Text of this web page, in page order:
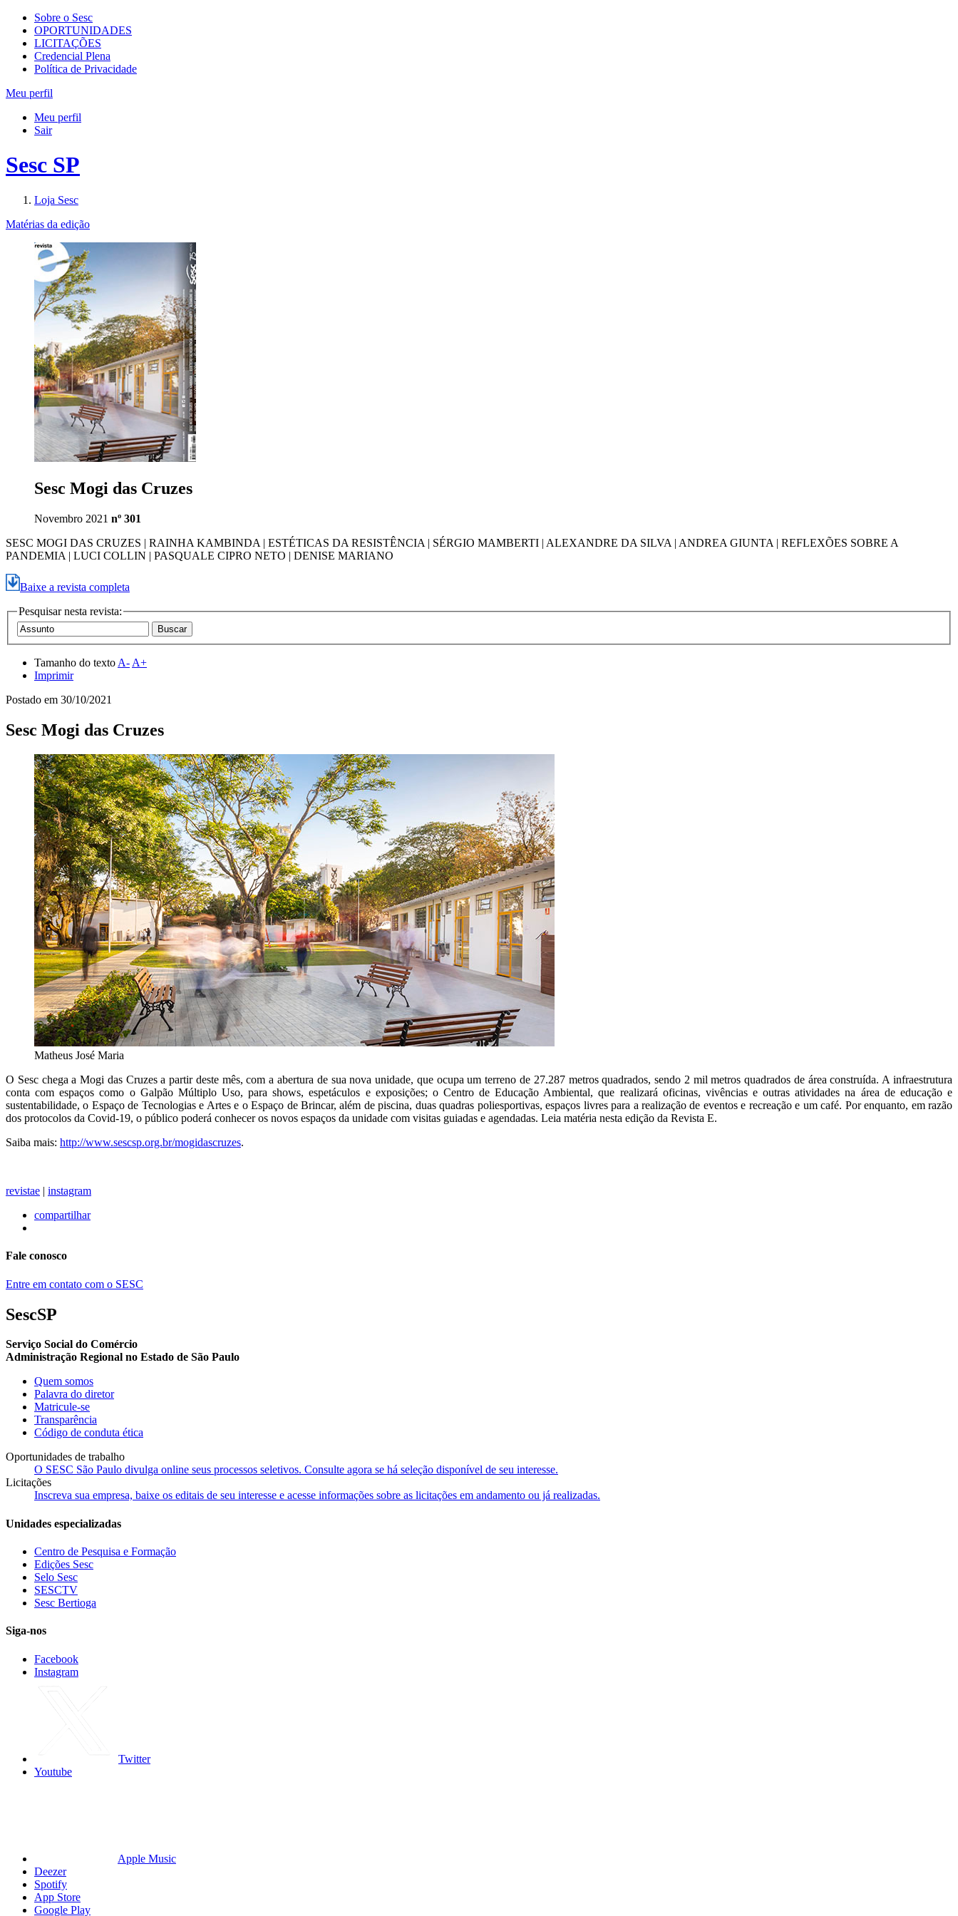
Sobre o Sesc
OPORTUNIDADES
LICITAÇÕES
Credencial Plena
Política de Privacidade
Meu perfil
Meu perfil
Sair
Sesc SP
Loja Sesc
Matérias da edição
Sesc Mogi das Cruzes
Novembro 2021 nº 301
SESC MOGI DAS CRUZES | RAINHA KAMBINDA | ESTÉTICAS DA RESISTÊNCIA | SÉRGIO MAMBERTI | ALEXANDRE DA SILVA | ANDREA GIUNTA | REFLEXÕES SOBRE A
PANDEMIA | LUCI COLLIN | PASQUALE CIPRO NETO | DENISE MARIANO
Baixe a revista completa
Pesquisar nesta revista:
Tamanho do texto A- A+
Imprimir
Postado em 30/10/2021
Sesc Mogi das Cruzes
Matheus José Maria
O Sesc chega a Mogi das Cruzes a partir deste mês, com a abertura de sua nova unidade, que ocupa um terreno de 27.287 metros quadrados, sendo 2 mil metros quadrados de área construída. A infraestrutura
conta com espaços como o Galpão Múltiplo Uso, para shows, espetáculos e exposições; o Centro de Educação Ambiental, que realizará oficinas, vivências e outras atividades na área de educação e
sustentabilidade, o Espaço de Tecnologias e Artes e o Espaço de Brincar, além de piscina, duas quadras poliesportivas, espaços livres para a realização de eventos e recreação e um café. Por enquanto, em razão
dos protocolos da Covid-19, o público poderá conhecer os novos espaços da unidade com visitas guiadas e agendadas. Leia matéria nesta edição da Revista E.
Saiba mais: http://www.sescsp.org.br/mogidascruzes.
revistae | instagram
compartilhar
Fale conosco
Entre em contato com o SESC
SescSP
Serviço Social do Comércio
Administração Regional no Estado de São Paulo
Quem somos
Palavra do diretor
Matricule-se
Transparência
Código de conduta ética
Oportunidades de trabalho
O SESC São Paulo divulga online seus processos seletivos. Consulte agora se há seleção disponível de seu interesse.
Licitações
Inscreva sua empresa, baixe os editais de seu interesse e acesse informações sobre as licitações em andamento ou já realizadas.
Unidades especializadas
Centro de Pesquisa e Formação
Edições Sesc
Selo Sesc
SESCTV
Sesc Bertioga
Siga-nos
Facebook
Instagram
Twitter
Youtube
Apple Music
Deezer
Spotify
App Store
Google Play